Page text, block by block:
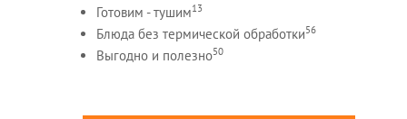
Готовим - тушим13
Блюда без термической обработки56
Выгодно и полезно50